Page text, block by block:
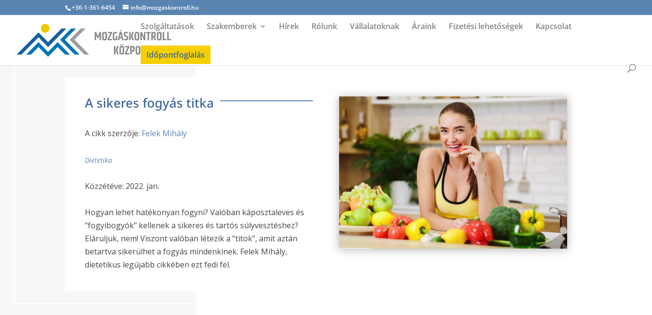
+36-1-361-6454 info@mozgaskontroll.hu
Szolgáltatások Szakemberek Hírek Rólunk Vállalatoknak Áraink Fizetési lehetőségek Kapcsolat
Időpontfoglalás
A sikeres fogyás titka
A cikk szerzője: Felek Mihály
Dietetika
Közzétéve: 2022. jan.
Hogyan lehet hatékonyan fogyni? Valóban káposztaleves és
"fogyibogyók" kellenek a sikeres és tartós súlyvesztéshez?
Eláruljuk, nem! Viszont valóban létezik a "titok", amit aztán
betartva sikerülhet a fogyás mindenkinek. Felek Mihály,
dietetikus legújabb cikkében ezt fedi fel.